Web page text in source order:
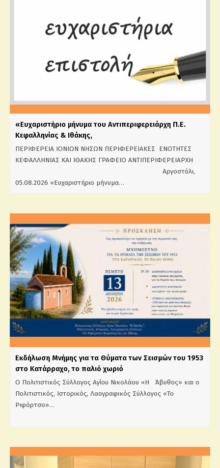
«Ευχαριστήριο μήνυμα του Αντιπεριφερειάρχη Π.Ε.
Κεφαλληνίας & Ιθάκης,
ΠΕΡΙΦΕΡΕΙΑ ΙΟΝΙΩΝ ΝΗΣΩΝ ΠΕΡΙΦΕΡΕΙΑΚΕΣ ΕΝΟΤΗΤΕΣ
ΚΕΦΑΛΛΗΝΙΑΣ ΚΑΙ ΙΘΑΚΗΣ ΓΡΑΦΕΙΟ ΑΝΤΙΠΕΡΙΦΕΡΕΙΑΡΧΗ
Αργοστόλι,
05.08.2026 «Ευχαριστήριο μήνυμα…
Εκδήλωση Μνήμης για τα Θύματα των Σεισμών του 1953
στο Κατάρραχο, το παλιό χωριό
Ο Πολιτιστικός Σύλλογος Αγίου Νικολάου «Η Άβυθος» και ο
Πολιτιστικός, Ιστορικός, Λαογραφικός Σύλλογος «Το
Ριφόρτσο»…